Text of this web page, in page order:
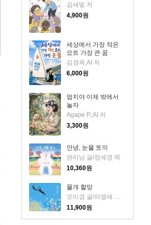
김새빛 저
4,900원
세상에서 가장 작은
요트 가장 큰 꿈
김경옥,AI 저
6,000원
엄지야 이제 밖에서
놀자
Agape P.,AI 저
3,300원
안녕, 눈물 토끼
판이닝 글/정세경 역
10,360원
물개 할망
11,900원